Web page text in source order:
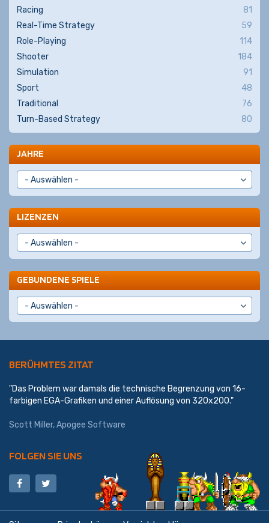
Racing
81
Real-Time Strategy
59
Role-Playing
114
Shooter
184
Simulation
91
Sport
48
Traditional
76
Turn-Based Strategy
80
JAHRE
LIZENZEN
GEBUNDENE SPIELE
BERÜHMTES ZITAT
"Das Problem war damals die technische Begrenzung von 16-
farbigen EGA-Grafiken und einer Auflösung von 320x200."
Scott Miller,Apogee Software
FOLGEN SIE UNS